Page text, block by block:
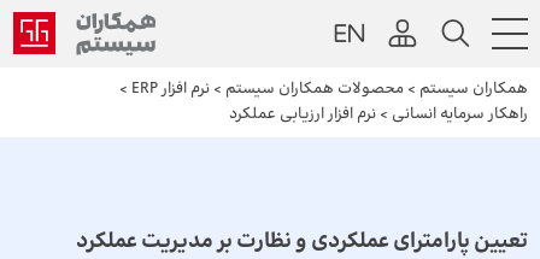
همکاران سیستم > محصولات همکاران سیستم > نرم افزار ERP
>
راهکار سرمایه انسانی > نرم افزار ارزیابی عملکرد
تعیین پارامترای عملکردی و نظارت بر مدیریت عملکرد